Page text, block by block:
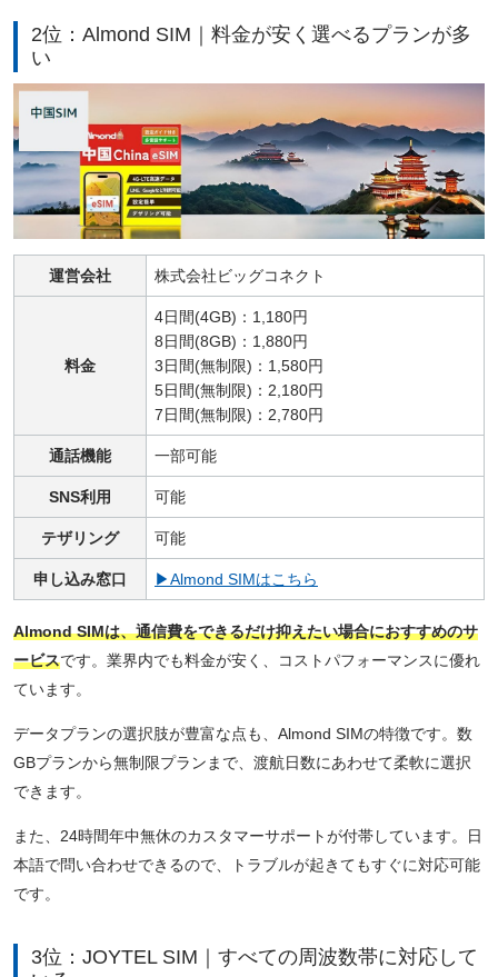
2位：Almond SIM｜料金が安く選べるプランが多
い
運営会社 株式会社ビッグコネクト
料金
4日間(4GB)：1,180円
8日間(8GB)：1,880円
3日間(無制限)：1,580円
5日間(無制限)：2,180円
7日間(無制限)：2,780円
通話機能 一部可能
SNS利用 可能
テザリング 可能
申し込み窓口 ▶Almond SIMはこちら
Almond SIMは、通信費をできるだけ抑えたい場合におすすめのサ
ービスです。業界内でも料金が安く、コストパフォーマンスに優れ
ています。
データプランの選択肢が豊富な点も、Almond SIMの特徴です。数
GBプランから無制限プランまで、渡航日数にあわせて柔軟に選択
できます。
また、24時間年中無休のカスタマーサポートが付帯しています。日
本語で問い合わせできるので、トラブルが起きてもすぐに対応可能
です。
3位：JOYTEL SIM｜すべての周波数帯に対応して